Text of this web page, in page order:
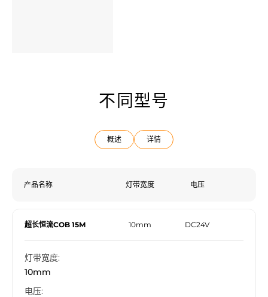
不同型号
概述 详情
产品名称 灯带宽度 电压
超长恒流COB 15M 10mm DC24V
灯带宽度:
10mm
电压: